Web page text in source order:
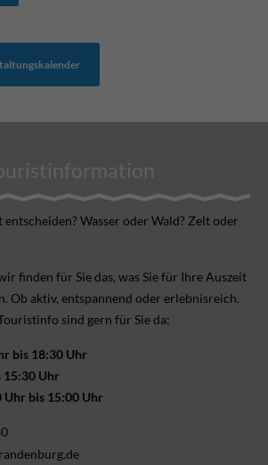
Wasser oder Wald? Zelt oder
finden für Sie das, was Sie für Ihre Aus­zeit
Ob aktiv, ent­spannend oder erlebnis­reich.
sind gern für Sie da:
bis 18:30 Uhr
15:30 Uhr
Uhr bis 15:00 Uhr